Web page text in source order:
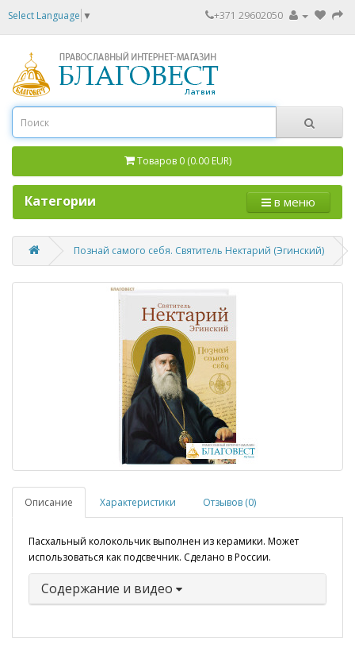
Select Language ▼ +371 29602050
Товаров 0 (0.00 EUR)
Категории в меню
Познай самого себя. Святитель Нектарий (Эгинский)
Описание Характеристики Отзывов (0)
Пасхальный колокольчик выполнен из керамики. Может
использоваться как подсвечник. Сделано в России.
Содержание и видео